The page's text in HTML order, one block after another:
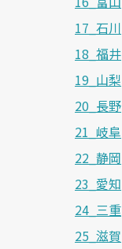
17_石川
18_福井
19_山梨
20_長野
21_岐阜
22_静岡
23_愛知
24_三重
25_滋賀